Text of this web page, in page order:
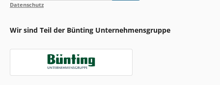
Datenschutz
Wir sind Teil der Bünting Unternehmensgruppe